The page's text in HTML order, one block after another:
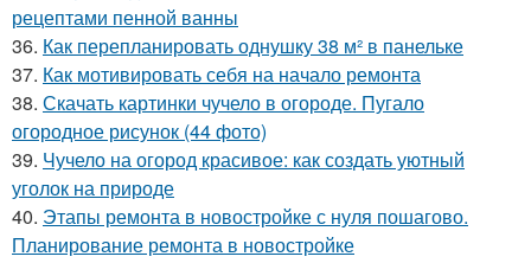
рецептами пенной ванны
36. Как перепланировать однушку 38 м² в панельке
37. Как мотивировать себя на начало ремонта
38. Скачать картинки чучело в огороде. Пугало
огородное рисунок (44 фото)
39. Чучело на огород красивое: как создать уютный
уголок на природе
40. Этапы ремонта в новостройке с нуля пошагово.
Планирование ремонта в новостройке